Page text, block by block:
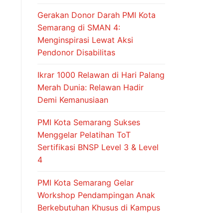
Gerakan Donor Darah PMI Kota
Semarang di SMAN 4:
Menginspirasi Lewat Aksi
Pendonor Disabilitas
Ikrar 1000 Relawan di Hari Palang
Merah Dunia: Relawan Hadir
Demi Kemanusiaan
PMI Kota Semarang Sukses
Menggelar Pelatihan ToT
Sertifikasi BNSP Level 3 & Level
4
PMI Kota Semarang Gelar
Workshop Pendampingan Anak
Berkebutuhan Khusus di Kampus